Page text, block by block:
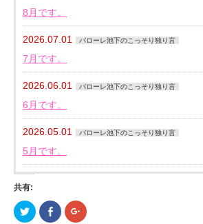
8月です。
2026.07.01 バローレ池下のこっそり独り言
7月です。
2026.06.01 バローレ池下のこっそり独り言
6月です。
2026.05.01 バローレ池下のこっそり独り言
5月です。
共有:
ク
リ
Facebook
で
ク
リ